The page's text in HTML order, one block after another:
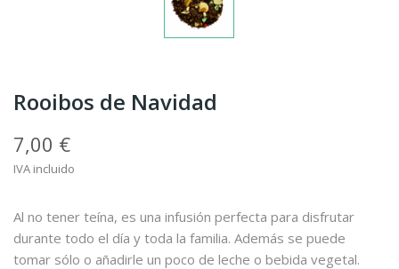
Rooibos de Navidad
7,00 €
IVA incluido
Al no tener teína, es una infusión perfecta para disfrutar
durante todo el día y toda la familia. Además se puede
tomar sólo o añadirle un poco de leche o bebida vegetal.